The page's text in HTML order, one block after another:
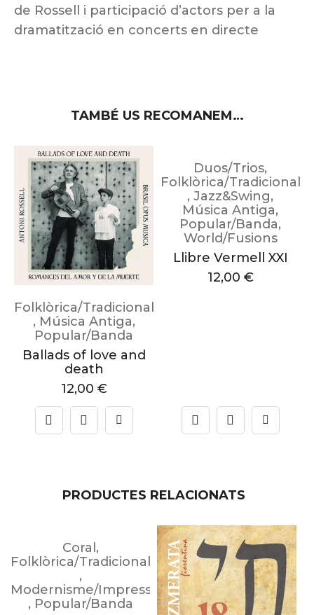
de Rossell i participació d’actors per a la
dramatització en concerts en directe
TAMBÉ US RECOMANEM…
Folklòrica/Tradicional
, Música Antiga,
Popular/Banda
Ballads of love and
death
12,00 €
Duos/Trios,
Folklòrica/Tradicional
, Jazz&Swing,
Música Antiga,
Popular/Banda,
World/Fusions
Llibre Vermell XXI
12,00 €
PRODUCTES RELACIONATS
Coral ,
Folklòrica/Tradicional
,
Modernisme/Impressionisme
, Popular/Banda